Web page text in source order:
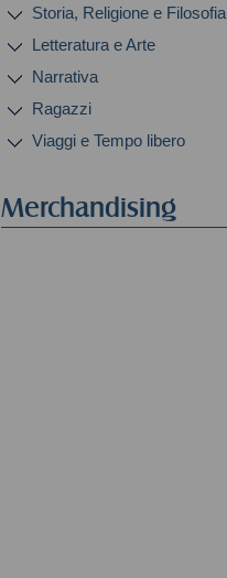
Storia, Religione e Filosofia
Letteratura e Arte
Narrativa
Ragazzi
Viaggi e Tempo libero
Merchandising